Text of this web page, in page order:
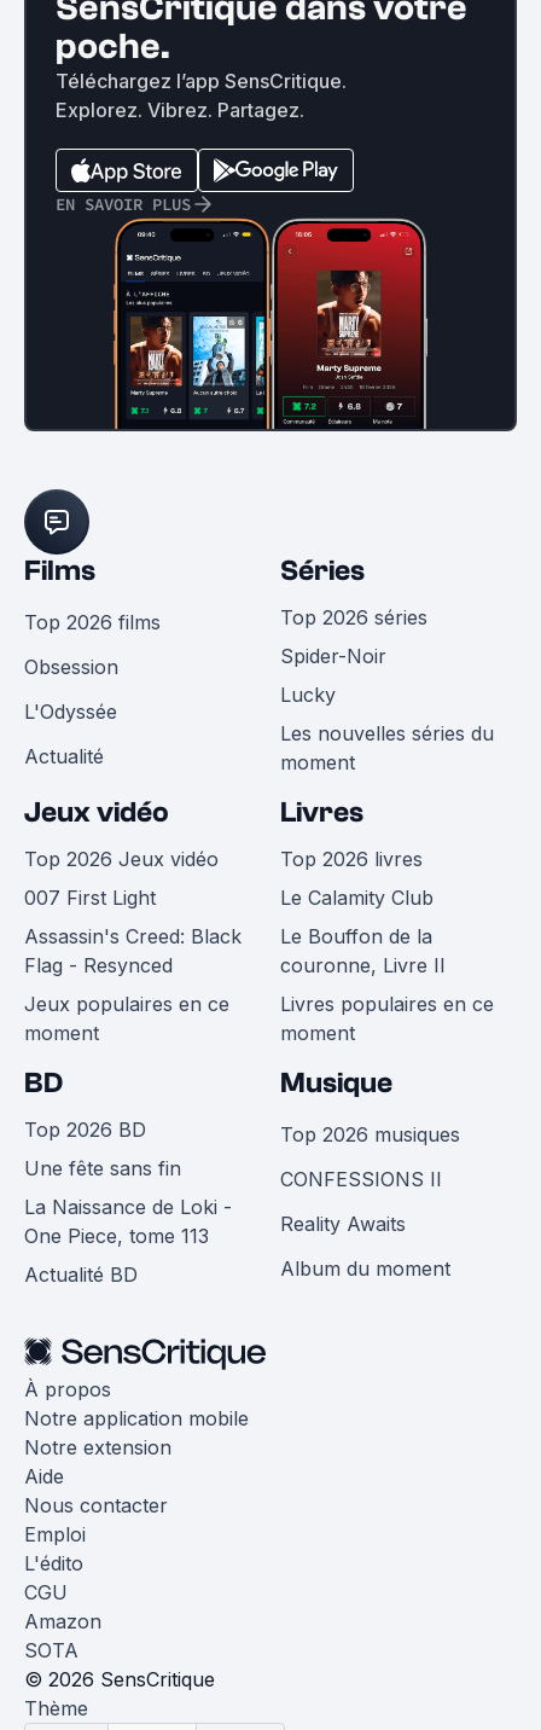
poche.
Téléchargez l’app SensCritique.
Explorez. Vibrez. Partagez.
EN SAVOIR PLUS
Films
Top 2026 films
Obsession
L'Odyssée
Actualité
Séries
Top 2026 séries
Spider-Noir
Lucky
Les nouvelles séries du
moment
Jeux vidéo
Top 2026 Jeux vidéo
007 First Light
Assassin's Creed: Black
Flag - Resynced
Jeux populaires en ce
moment
Livres
Top 2026 livres
Le Calamity Club
Le Bouffon de la
couronne, Livre II
Livres populaires en ce
moment
BD
Top 2026 BD
Une fête sans fin
La Naissance de Loki -
One Piece, tome 113
Actualité BD
Musique
Top 2026 musiques
CONFESSIONS II
Reality Awaits
Album du moment
À propos
Notre application mobile
Notre extension
Aide
Nous contacter
Emploi
L'édito
CGU
Amazon
SOTA
© 2026 SensCritique
Thème